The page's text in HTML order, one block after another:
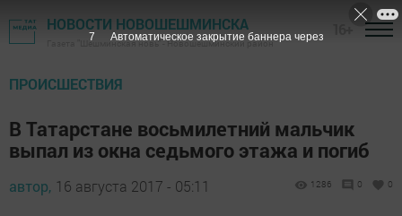
НОВОСТИ НОВОШЕШМИНСКА
Газета "Шешминская новь" - Новошешминский район
ПРОИСШЕСТВИЯ
В Татарстане восьмилетний мальчик
выпал из окна седьмого этажа и погиб
автор, 16 августа 2017 - 05:11 1286 0 0
6 Автоматическое закрытие баннера через